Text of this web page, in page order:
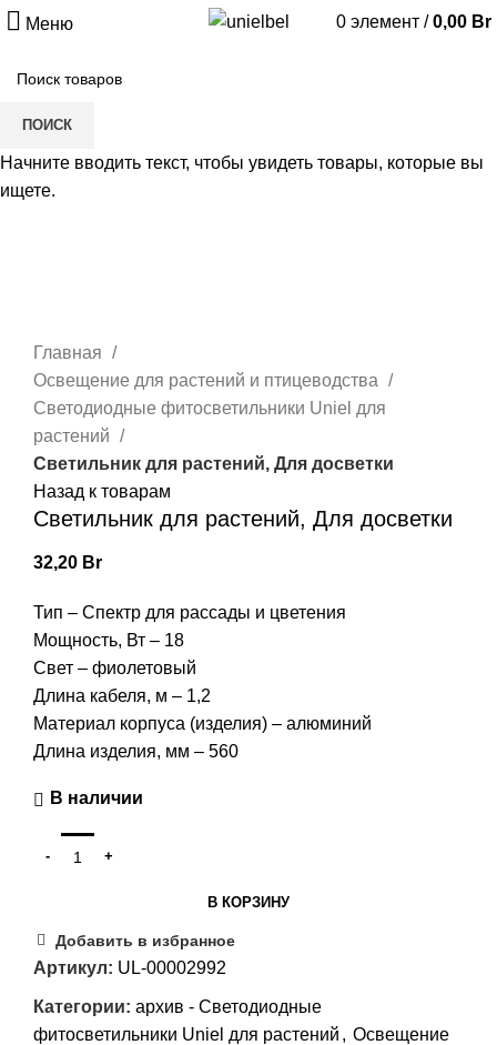
Меню 0 элемент / 0,00 Br
Главная
Освещение для растений и птицеводства
Светодиодные фитосветильники Uniel для
растений
Светильник для растений, Для досветки
Назад к товарам
Светильник для растений, Для досветки
32,20 Br
Тип – Спектр для рассады и цветения
Мощность, Вт – 18
Свет – фиолетовый
Длина кабеля, м – 1,2
Материал корпуса (изделия) – алюминий
Длина изделия, мм – 560
В наличии
В КОРЗИНУ
Добавить в избранное
Артикул: UL-00002992
Категории: архив - Светодиодные
фитосветильники Uniel для растений , Освещение
ПОИСК
Начните вводить текст, чтобы увидеть товары, которые вы
ищете.